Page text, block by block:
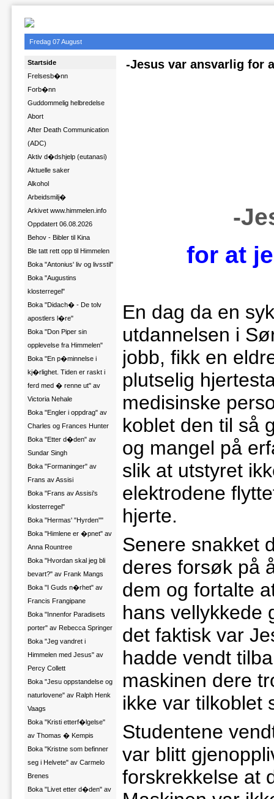
Fredag 07 August
Startside
Frelsesb�nn
Forb�nn
Guddommelig helbredelse
Abort
After Death Communication
(ADC)
Aktiv d�dshjelp (eutanasi)
Aktuelle saker
Alkohol
Arbeidsmilj�
Arkivet www.himmelen.info
Oppdatert 06.08.2026
Behov - Bibler til Kina
Ble tatt rett opp til Himmelen
Boka "Antonius' liv og livsstil"
Boka "Augustins
klosterregel"
Boka "Didach� - De tolv
apostlers l�re"
Boka "Don Piper sin
opplevelse fra Himmelen"
Boka "En p�minnelse i
kj�rlighet. Tiden er raskt i
ferd med � renne ut" av
Victoria Nehale
Boka "Engler i oppdrag" av
Charles og Frances Hunter
Boka "Etter d�den" av
Sundar Singh
Boka "Formaninger" av
Frans av Assisi
Boka "Frans av Assisi's
klosterregel"
Boka "Hermas' "Hyrden""
Boka "Himlene er �pnet" av
Anna Rountree
Boka "Hvordan skal jeg bli
bevart?" av Frank Mangs
Boka "I Guds n�rhet" av
Francis Frangipane
Boka "Innenfor Paradisets
porter" av Rebecca Springer
Boka "Jeg vandret i
Himmelen med Jesus" av
Percy Collett
Boka "Jesu oppstandelse og
naturlovene" av Ralph Henk
Vaags
Boka "Kristi etterf�lgelse"
av Thomas � Kempis
Boka "Kristne som befinner
seg i Helvete" av Carmelo
Brenes
Boka "Livet etter d�den" av
-Jesus var ansvarlig for
-
for at
En dag da en
utdannelsen i
jobb, fikk en
plutselig
medisinske
koblet den til så
og mangel på
slik at utstyret
elektrodene
hjerte.
Senere snakket
deres forsøk på
dem og fortalte
hans vellykkede
det faktisk var
hadde vendt
maskinen dere
ikke var tilkoblet
Studentene
var blitt
forskrekkelse at